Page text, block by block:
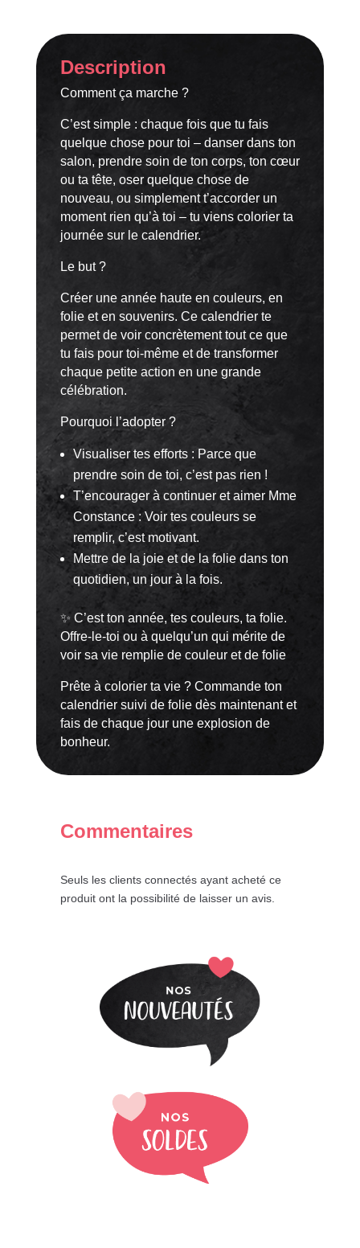
Mme
Constance
FOLLE
Description
Comment ça marche ?
C’est simple : chaque fois que tu fais
quelque chose pour toi – danser dans ton
salon, prendre soin de ton corps, ton cœur
ou ta tête, oser quelque chose de
nouveau, ou simplement t’accorder un
moment rien qu’à toi – tu viens colorier ta
journée sur le calendrier.
Le but ?
Créer une année haute en couleurs, en
folie et en souvenirs. Ce calendrier te
permet de voir concrètement tout ce que
tu fais pour toi-même et de transformer
chaque petite action en une grande
célébration.
Pourquoi l’adopter ?
Visualiser tes efforts : Parce que
prendre soin de toi, c’est pas rien !
T’encourager à continuer et aimer Mme
Constance : Voir tes couleurs se
remplir, c’est motivant.
Mettre de la joie et de la folie dans ton
quotidien, un jour à la fois.
✨ C’est ton année, tes couleurs, ta folie.
Offre-le-toi ou à quelqu’un qui mérite de
voir sa vie remplie de couleur et de folie
Prête à colorier ta vie ? Commande ton
calendrier suivi de folie dès maintenant et
fais de chaque jour une explosion de
bonheur.
Commentaires
Seuls les clients connectés ayant acheté ce
produit ont la possibilité de laisser un avis.